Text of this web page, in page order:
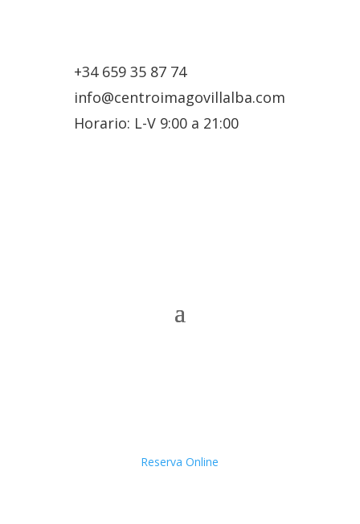
+34 659 35 87 74
info@centroimagovillalba.com
Horario: L-V 9:00 a 21:00
Reserva Online